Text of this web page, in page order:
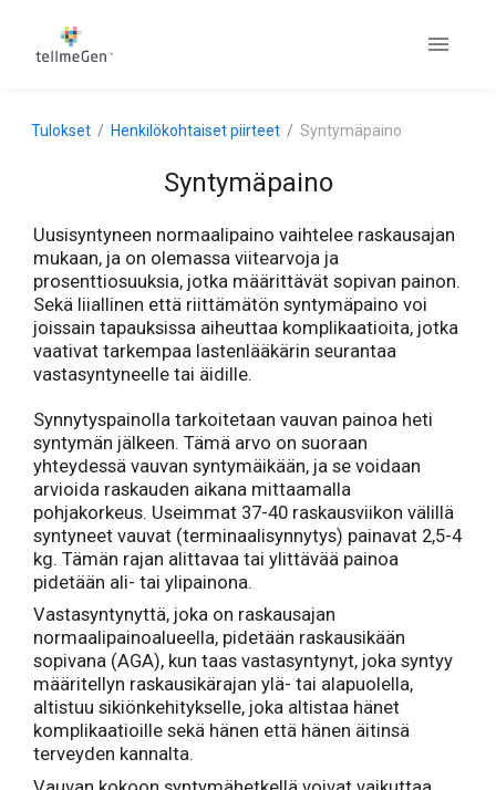
Tulokset Henkilökohtaiset piirteet Syntymäpaino
Syntymäpaino
Uusisyntyneen normaalipaino vaihtelee raskausajan
mukaan, ja on olemassa viitearvoja ja
prosenttiosuuksia, jotka määrittävät sopivan painon.
Sekä liiallinen että riittämätön syntymäpaino voi
joissain tapauksissa aiheuttaa komplikaatioita, jotka
vaativat tarkempaa lastenlääkärin seurantaa
vastasyntyneelle tai äidille.
Synnytyspainolla tarkoitetaan vauvan painoa heti
syntymän jälkeen. Tämä arvo on suoraan
yhteydessä vauvan syntymäikään, ja se voidaan
arvioida raskauden aikana mittaamalla
pohjakorkeus. Useimmat 37-40 raskausviikon välillä
syntyneet vauvat (terminaalisynnytys) painavat 2,5-4
kg. Tämän rajan alittavaa tai ylittävää painoa
pidetään ali- tai ylipainona.
Vastasyntynyttä, joka on raskausajan
normaalipainoalueella, pidetään raskausikään
sopivana (AGA), kun taas vastasyntynyt, joka syntyy
määritellyn raskausikärajan ylä- tai alapuolella,
altistuu sikiönkehitykselle, joka altistaa hänet
komplikaatioille sekä hänen että hänen äitinsä
terveyden kannalta.